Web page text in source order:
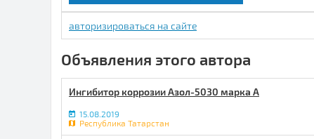
авторизироваться на сайте
Объявления этого автора
Ингибитор коррозии Азол-5030 марка А
15.08.2019
Республика Татарстан